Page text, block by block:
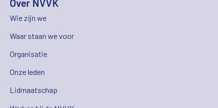
Over NVVK
Wie zijn we
Waar staan we voor
Organisatie
Onze leden
Lidmaatschap